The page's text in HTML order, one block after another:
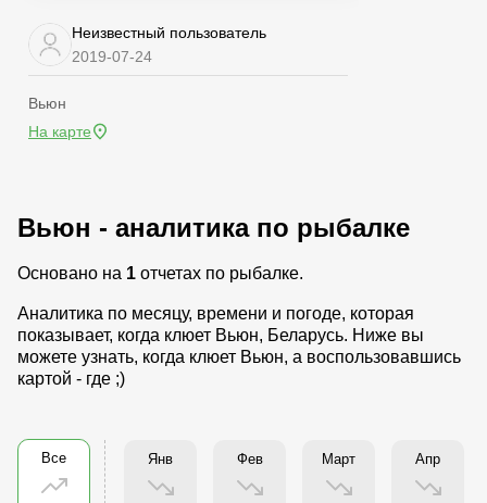
Неизвестный пользователь
2019-07-24
Вьюн
На карте
Вьюн - аналитика по рыбалке
Основано на 1 отчетах по рыбалке.
Аналитика по месяцу, времени и погоде, которая
показывает, когда клюет Вьюн, Беларусь. Ниже вы
можете узнать, когда клюет Вьюн, а воспользовавшись
картой - где ;)
Все Янв Фев Март Апр